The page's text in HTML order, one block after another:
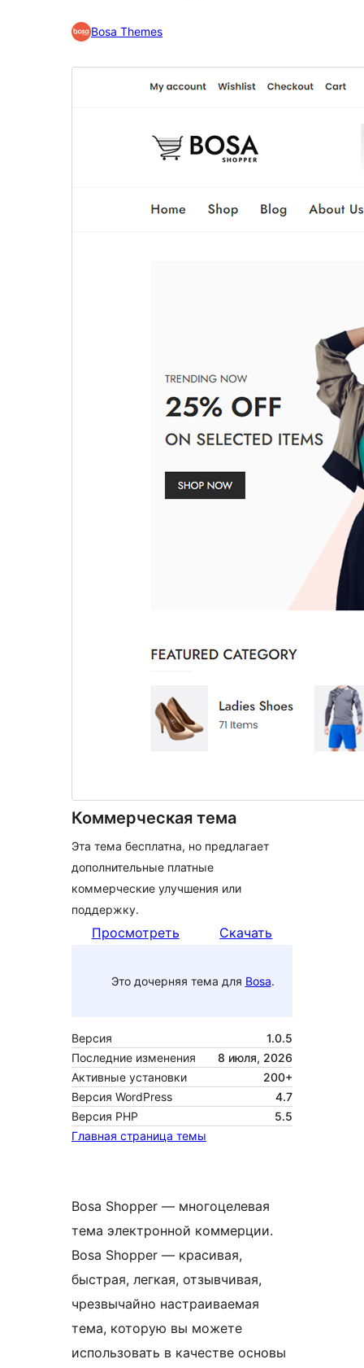
Bosa Themes
Коммерческая тема
Эта тема бесплатна, но предлагает
дополнительные платные
коммерческие улучшения или
поддержку.
Просмотреть Скачать
Это дочерняя тема для Bosa.
Версия
1.0.5
Последние изменения
8 июля, 2026
Активные установки
200+
Версия WordPress
4.7
Версия PHP
5.5
Главная страница темы
Bosa Shopper — многоцелевая
тема электронной коммерции.
Bosa Shopper — красивая,
быстрая, легкая, отзывчивая,
чрезвычайно настраиваемая
тема, которую вы можете
использовать в качестве основы